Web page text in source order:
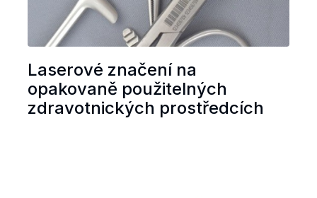
Laserové značení na
opakovaně použitelných
zdravotnických prostředcích